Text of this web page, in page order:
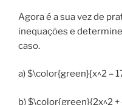
Agora é a sua vez de
inequações e
caso.
a) $\color{green}{x^2 –
b) $\color{green}{2x^2